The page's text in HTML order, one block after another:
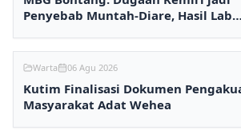
Penyebab Muntah-Diare, Hasil Lab
Warta 06 Agu 2026
Kutim Finalisasi Dokumen
Masyarakat Adat Wehea